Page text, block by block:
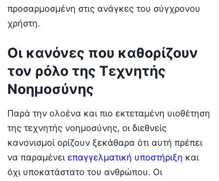
προσαρμοσμένη στις ανάγκες του σύγχρονου
χρήστη.
Οι κανόνες που καθορίζουν
τον ρόλο της Τεχνητής
Νοημοσύνης
Παρά την ολοένα και πιο εκτεταμένη υιοθέτηση
της τεχνητής νοημοσύνης, οι διεθνείς
κανονισμοί ορίζουν ξεκάθαρα ότι αυτή πρέπει
να παραμένει επαγγελματική υποστήριξη και
όχι υποκατάστατο του ανθρώπου. Οι